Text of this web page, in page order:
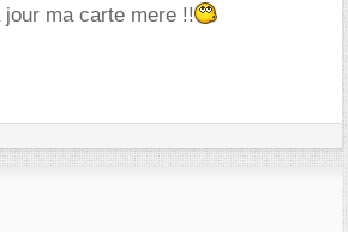
ma carte mere !!